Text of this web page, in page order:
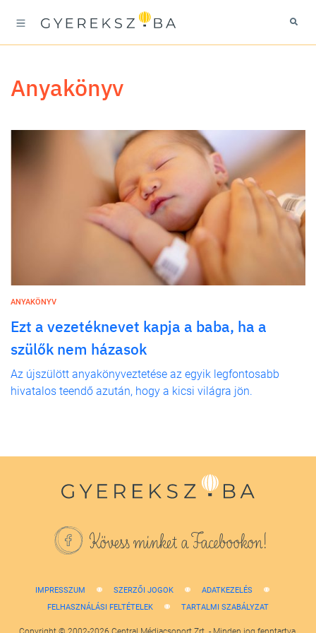
anyakönyv
ANYAKÖNYV
Ezt a vezetéknevet kapja a baba, ha a
szülők nem házasok
Az újszülött anyakönyveztetése az egyik legfontosabb
hivatalos teendő azután, hogy a kicsi világra jön.
Kövess minket a Facebookon!
IMPRESSZUM SZERZŐI JOGOK
ADATKEZELÉS
FELHASZNÁLÁSI FELTÉTELEK
TARTALMI SZABÁLYZAT